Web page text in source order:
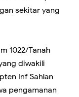
sekitar yang
1022/Tanah
diwakili
Inf Sahlan
pengamanan